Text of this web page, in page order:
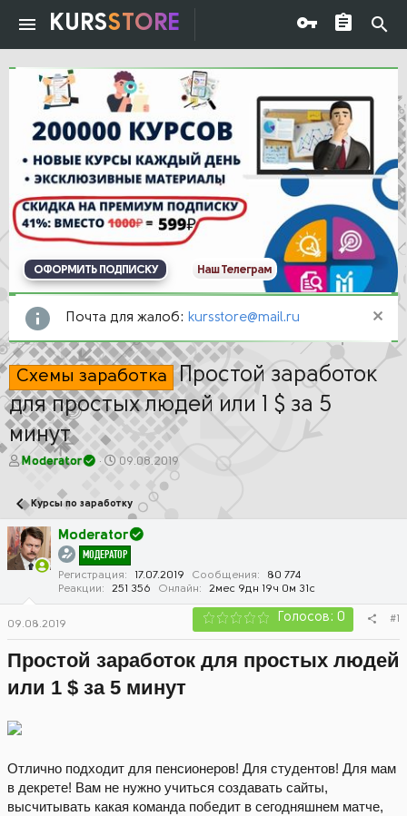
KURSSTORE
ОФОРМИТЬ ПОДПИСКУ Наш Телеграм
Почта для жалоб: kursstore@mail.ru
Схемы заработка Простой заработок
для простых людей или 1 $ за 5
минут
А
о
р
т
е
Moderator
Д
а
а
ч
а
л
а
09.08.2019
Курсы по заработку
Moderator
МОДЕРАТОР
Регистрация 17.07.2019 Сообщения
80 774
Реакции
251 356 Онлайн 2мес 9дн 19ч 0м 31с
09.08.2019 Голосов: 0 #1
Простой заработок для простых людей
или 1 $ за 5 минут
Отлично подходит для пенсионеров! Для студентов! Для мам
в декрете! Вам не нужно учиться создавать сайты,
высчитывать какая команда победит в сегодняшнем матче,